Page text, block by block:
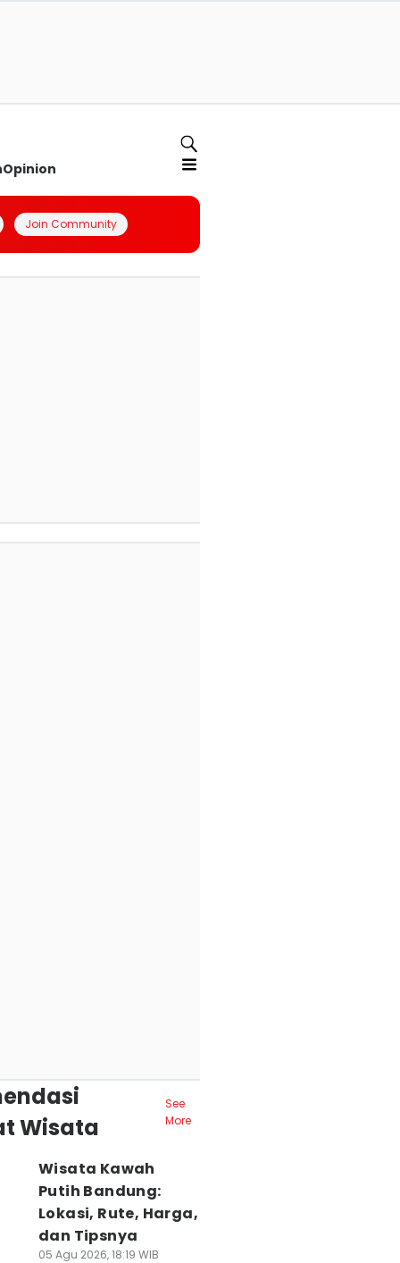
Opinion
Join Community
Wisata
See
More
Wisata Kawah
Putih Bandung:
Lokasi, Rute, Harga,
dan Tipsnya
05 Agu 2026, 18:19 WIB